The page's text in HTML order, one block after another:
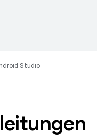
Studio